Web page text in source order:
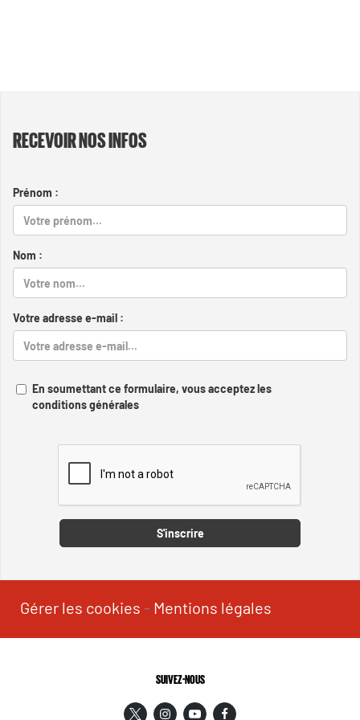
RECEVOIR NOS INFOS
Prénom :
Nom :
Votre adresse e-mail :
En soumettant ce formulaire, vous acceptez les
conditions générales
S'inscrire
Gérer les cookies - Mentions légales
SUIVEZ-NOUS